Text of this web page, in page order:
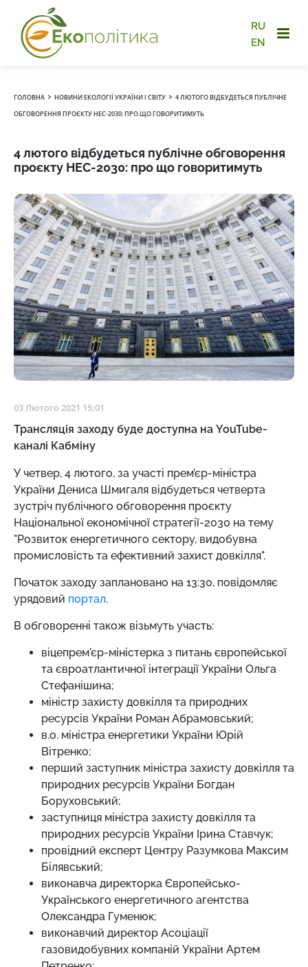
RU
EN
ГОЛОВНА › НОВИНИ ЕКОЛОГІЇ УКРАЇНИ І СВІТУ › 4 ЛЮТОГО ВІДБУДЕТЬСЯ ПУБЛІЧНЕ
ОБГОВОРЕННЯ ПРОЄКТУ НЕС-2030: ПРО ЩО ГОВОРИТИМУТЬ
4 лютого відбудеться публічне обговорення
проєкту НЕС-2030: про що говоритимуть
03 Лютого 2021 15:01
Трансляція заходу буде доступна на YouTube-
каналі Кабміну
У четвер, 4 лютого, за участі прем’єр-міністра
України Дениса Шмигаля відбудеться четверта
зустріч публічного обговорення проєкту
Національної економічної стратегії-2030 на тему
"Розвиток енергетичного сектору, видобувна
промисловість та ефективний захист довкілля".
Початок заходу заплановано на 13:30, повідомляє
урядовий портал.
В обговоренні також візьмуть участь:
віцепрем'єр-міністерка з питань європейської
та євроатлантичної інтеграції України Ольга
Стефанішина;
міністр захисту довкілля та природних
ресурсів України Роман Абрамовський;
в.о. міністра енергетики України Юрій
Вітренко;
перший заступник міністра захисту довкілля та
природних ресурсів України Богдан
Боруховський;
заступниця міністра захисту довкілля та
природних ресурсів України Ірина Ставчук;
провідний експерт Центру Разумкова Максим
Білявський;
виконавча директорка Європейсько-
Українського енергетичного агентства
Олександра Гуменюк;
виконавчий директор Асоціації
газовидобувних компаній України Артем